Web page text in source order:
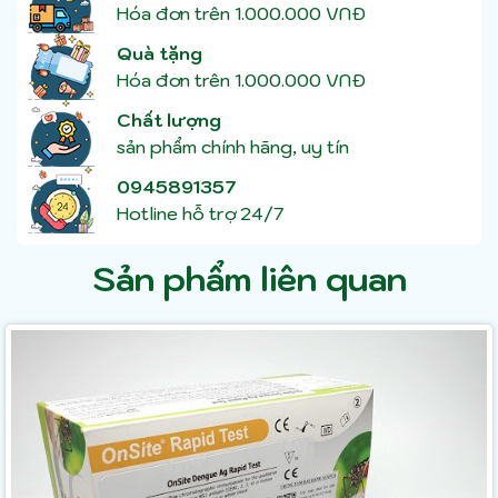
Hóa đơn trên 1.000.000 VNĐ
Quà tặng
Hóa đơn trên 1.000.000 VNĐ
Chất lượng
sản phẩm chính hãng, uy tín
0945891357
Hotline hỗ trợ 24/7
Sản phẩm liên quan